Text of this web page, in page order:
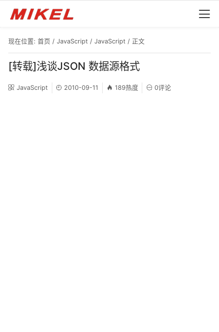
现在位置: 首页 / JavaScript / JavaScript / 正文
[转载]浅谈JSON 数据源格式
JavaScript 2010-09-11 189热度 0评论